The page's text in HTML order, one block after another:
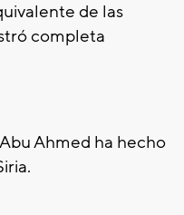
de las
completa
Ahmed ha hecho